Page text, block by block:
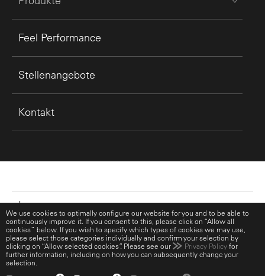
Feel Performance
Stellenangebote
Kontakt
Impressum
Datenschutz
RECARO Social Media Channels
We use cookies to optimally configure our website for you and to be able to
continuously improve it. If you consent to this, please click on “Allow all
cookies” below. If you wish to specify which types of cookies we may use,
please select those categories individually and confirm your selection by
clicking on “Allow selected cookies”. Please see our
Privacy Policyfor
further information, including on how you can subsequently change your
selection.